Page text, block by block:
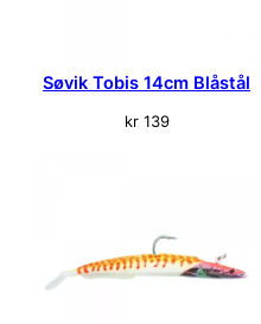
Søvik Tobis 14cm Blåstål
kr139